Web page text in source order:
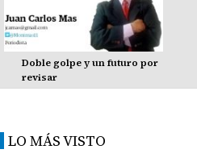
Doble golpe y un futuro por
revisar
LO MÁS VISTO